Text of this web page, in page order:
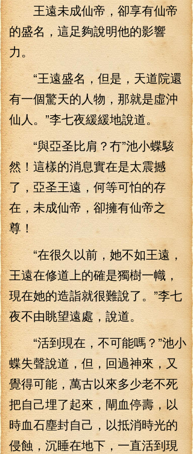
王遠未成仙帝，卻享有仙帝
的盛名，這足夠說明他的影響
力。
“王遠盛名，但是，天道院還
有一個驚天的人物，那就是虛沖
仙人。”李七夜緩緩地說道。
“與亞圣比肩？冇”池小蝶駭
然！這樣的消息實在是太震撼
了，亞圣王遠，何等可怕的存
在，未成仙帝，卻擁有仙帝之
尊！
“在很久以前，她不如王遠，
王遠在修道上的確是獨樹一幟，
現在她的造詣就很難說了。”李七
夜不由眺望遠處，說道。
“活到現在，不可能嗎？”池小
蝶失聲說道，但，回過神來，又
覺得可能，萬古以來多少老不死
把自己埋了起來，閘血停壽，以
時血石塵封自己，以抵消時光的
侵蝕，沉睡在地下，一直活到現